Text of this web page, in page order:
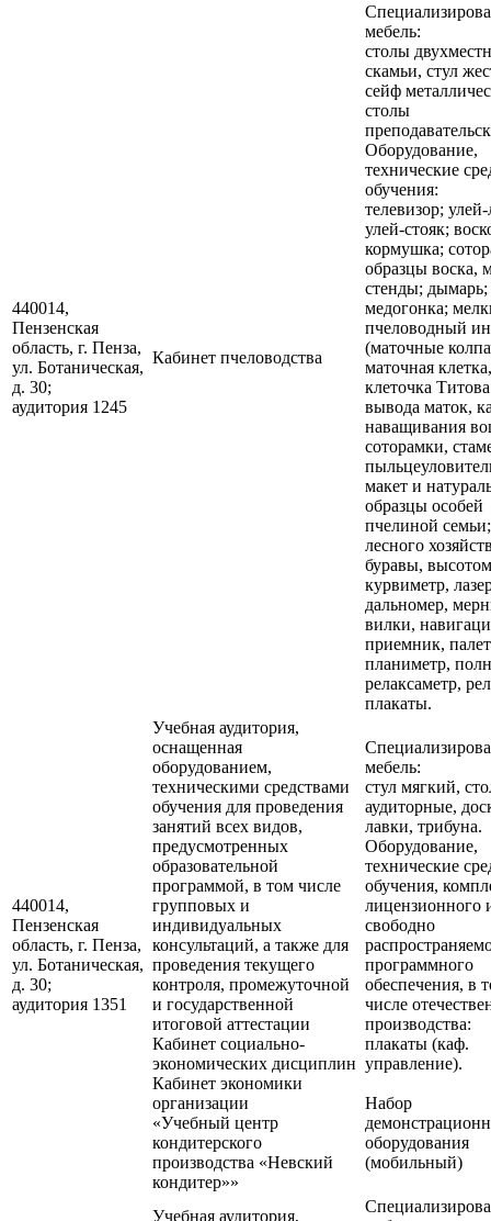
440014,
Пензенская
область, г. Пенза,
ул. Ботаническая,
д. 30;
аудитория 1245
Кабинет пчеловодства
мебель:
столы
скамьи, стул
сейф
столы
Оборудование,
технические
обучения:
телевизор;
улей-стояк;
кормушка;
образцы воска,
стенды; дымарь;
медогонка;
пчеловодный
(маточные
маточная клетка,
клеточка
вывода маток,
наващивания
соторамки,
макет и
образцы особей
пчелиной
лесного
буравы,
курвиметр,
дальномер,
вилки,
приемник,
планиметр,
релаксаметр,
плакаты.
440014,
Пензенская
область, г. Пенза,
ул. Ботаническая,
д. 30;
аудитория 1351
Учебная аудитория,
оснащенная
оборудованием,
техническими средствами
обучения для проведения
занятий всех видов,
предусмотренных
образовательной
программой, в том числе
групповых и
индивидуальных
консультаций, а также для
проведения текущего
контроля, промежуточной
и государственной
итоговой аттестации
Кабинет социально-
экономических дисциплин
Кабинет экономики
организации
«Учебный центр
кондитерского
производства «Невский
кондитер»»
мебель:
стул мягкий,
аудиторные,
лавки, трибуна.
Оборудование,
технические
обучения,
лицензионного
свободно
программного
обеспечения, в
числе
производства:
плакаты (каф.
управление).
Набор
оборудования
(мобильный)
Учебная аудитория,